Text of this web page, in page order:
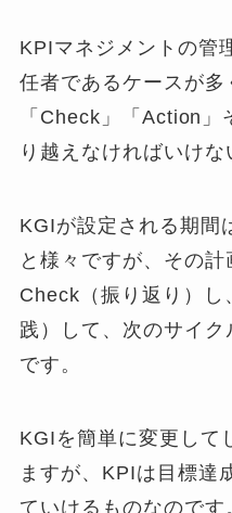
KPIマネジメントの管
任者であるケースが多
「Check」「Action
り越えなければいけな
KGIが設定される期間
と様々ですが、その
Check（振り返り）
践）して、次のサイ
です。
KGIを簡単に変更して
ますが、KPIは目標達
ていけるものなのです